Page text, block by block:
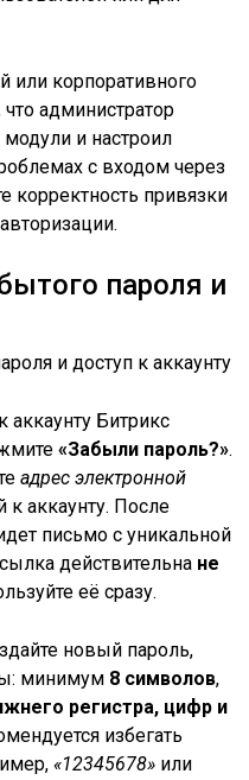
или корпоративного
что администратор
и настроил
с входом через
корректность привязки
пароля и
аккаунту Битрикс
«Забыли пароль?».
адрес электронной
к аккаунту. После
письмо с уникальной
действительна не
её сразу.
новый пароль,
минимум 8 символов,
регистра, цифр и
избегать
«12345678» или